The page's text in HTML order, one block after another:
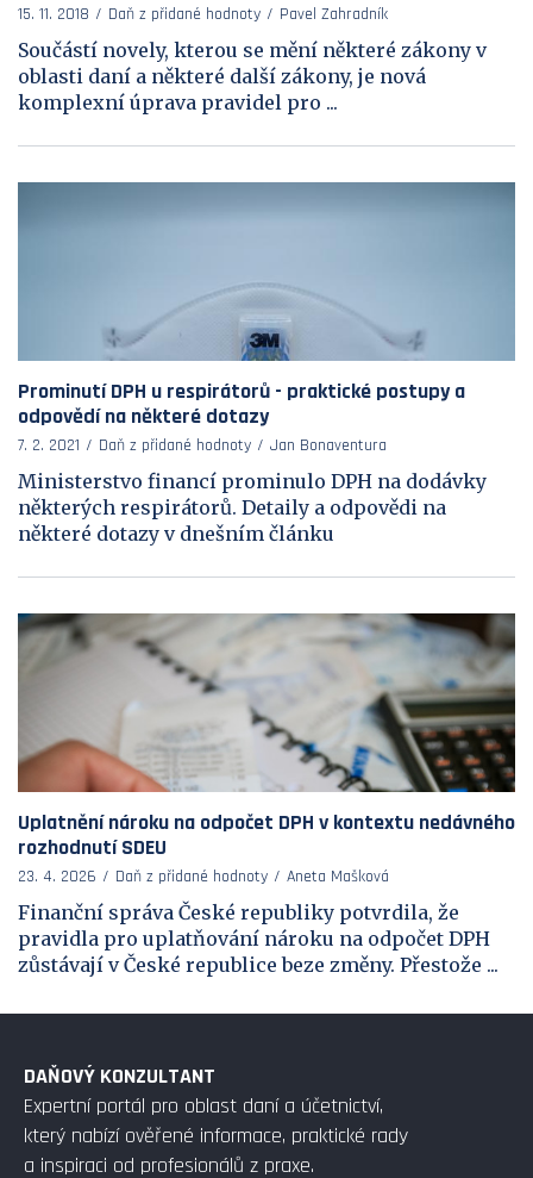
15. 11. 2018 Daň z přidané hodnoty Pavel Zahradník
Součástí novely, kterou se mění některé zákony v
oblasti daní a některé další zákony, je nová
komplexní úprava pravidel pro ...
Prominutí DPH u respirátorů - praktické postupy a
odpovědí na některé dotazy
7. 2. 2021 Daň z přidané hodnoty Jan Bonaventura
Ministerstvo financí prominulo DPH na dodávky
některých respirátorů. Detaily a odpovědi na
některé dotazy v dnešním článku
Uplatnění nároku na odpočet DPH v kontextu nedávného
rozhodnutí SDEU
23. 4. 2026 Daň z přidané hodnoty Aneta Mašková
Finanční správa České republiky potvrdila, že
pravidla pro uplatňování nároku na odpočet DPH
zůstávají v České republice beze změny. Přestože ...
DAŇOVÝ KONZULTANT
Expertní portál pro oblast daní a účetnictví,
který nabízí ověřené informace, praktické rady
a inspiraci od profesionálů z praxe.